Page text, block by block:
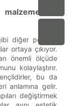
diğer popüler
ortaya çıkıyor.
önemli ölçüde
kolaylaştırır.
bu da
anlamına gelir.
değiştirmek